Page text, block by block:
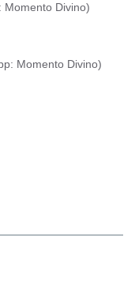
Momento Divino)
Momento Divino)